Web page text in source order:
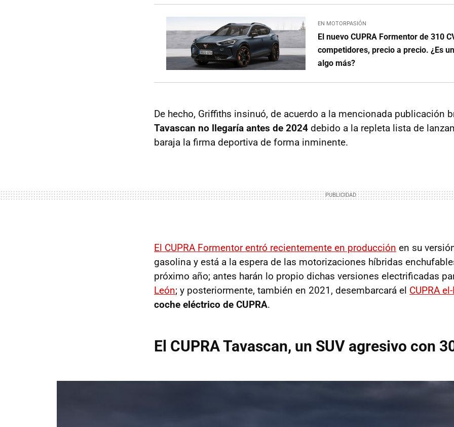
EN MOTORPASIÓN
El nuevo CUPRA Formentor de 310
competidores, precio a precio. ¿Es
algo más?
De hecho, Griffiths insinuó, de acuerdo a la mencionada publicación
Tavascan no llegaría antes de 2024 debido a la repleta lista de
baraja la firma deportiva de forma inminente.
El CUPRA Formentor entró recientemente en producción en su
gasolina y está a la espera de las motorizaciones híbridas
próximo año; antes harán lo propio dichas versiones electrificadas
León; y posteriormente, también en 2021, desembarcará el CUPRA
coche eléctrico de CUPRA.
El CUPRA Tavascan, un SUV agresivo con